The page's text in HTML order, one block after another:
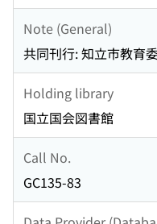
Note (General)
共同刊行: 知立市教育
Holding library
国立国会図書館
Call No.
GC135-83